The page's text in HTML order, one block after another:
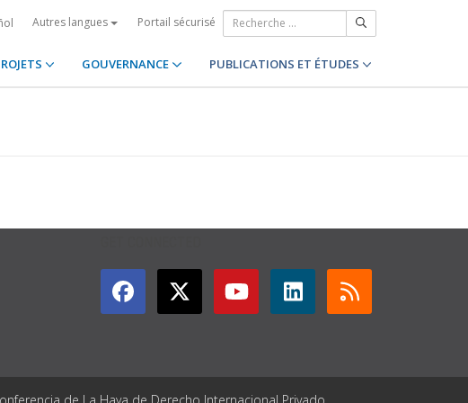
Autres langues Portail sécurisé
GOUVERNANCE PUBLICATIONS ET ÉTUDES